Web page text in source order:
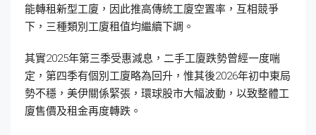
能轉租新型工廈，因此推高傳統工廈空置率，互相競爭
下，三種類別工廈租值均繼續下調。
其實2025年第三季受惠減息，二手工廈跌勢曾經一度喘
定，第四季有個別工廈略為回升，惟其後2026年初中東局
勢不穩，美伊關係緊張，環球股市大幅波動，以致整體工
廈售價及租金再度轉跌。